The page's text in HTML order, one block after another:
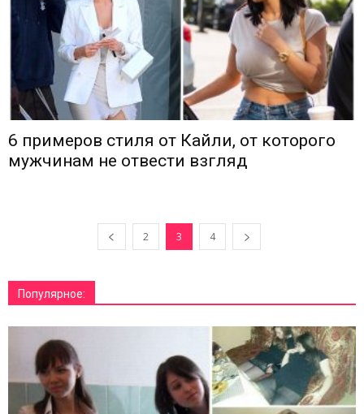
6 примеров стиля от Кайли, от которого
мужчинам не отвести взгляд
2 3 4
Популярное: